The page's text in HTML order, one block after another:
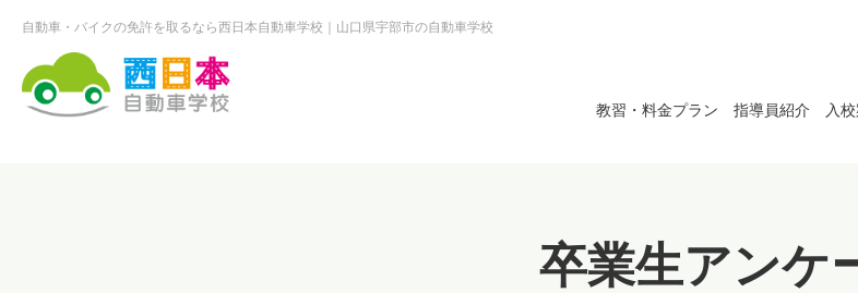
自動車・バイクの免許を取るなら西日本自動車学校 山口県宇部市の自動車学校
教習・料金プラン 指導員紹介 入
卒業生アンケ